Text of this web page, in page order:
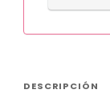
r
a
DESCRIPCIÓN